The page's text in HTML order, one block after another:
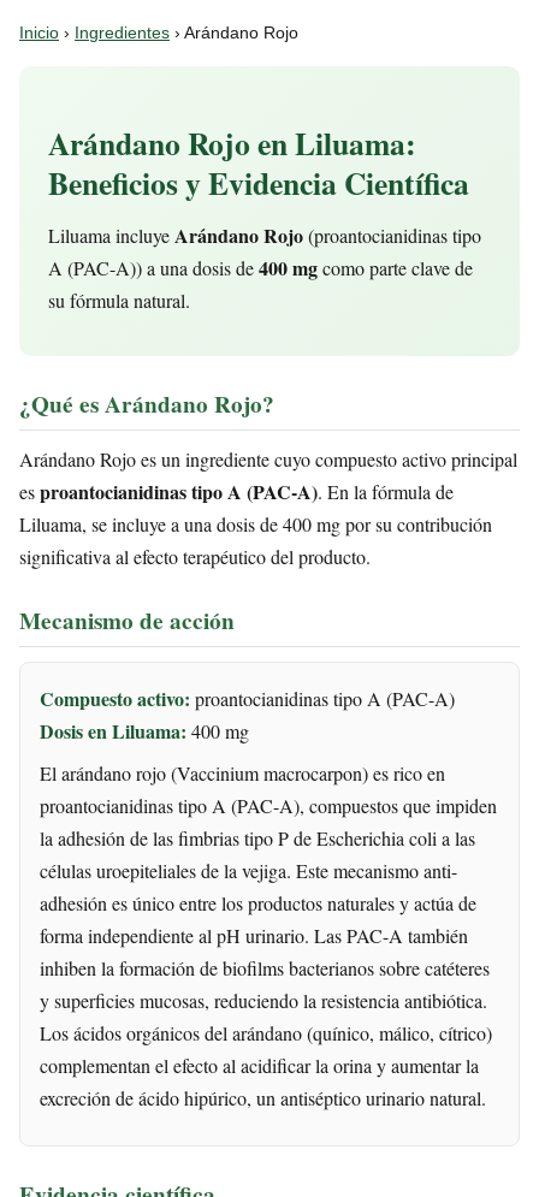
Inicio › Ingredientes › Arándano Rojo
Arándano Rojo en Liluama:
Beneficios y Evidencia Científica
Liluama incluyeArándano Rojo(proantocianidinas tipo
A (PAC-A)) a una dosis de400 mgcomo parte clave de
su fórmula natural.
¿Qué es Arándano Rojo?
Arándano Rojo es un ingrediente cuyo compuesto activo principal
esproantocianidinas tipo A (PAC-A). En la fórmula de
Liluama, se incluye a una dosis de 400 mg por su contribución
significativa al efecto terapéutico del producto.
Mecanismo de acción
Compuesto activo: proantocianidinas tipo A (PAC-A)
Dosis en Liluama: 400 mg
El arándano rojo (Vaccinium macrocarpon) es rico en
proantocianidinas tipo A (PAC-A), compuestos que impiden
la adhesión de las fimbrias tipo P de Escherichia coli a las
células uroepiteliales de la vejiga. Este mecanismo anti-
adhesión es único entre los productos naturales y actúa de
forma independiente al pH urinario. Las PAC-A también
inhiben la formación de biofilms bacterianos sobre catéteres
y superficies mucosas, reduciendo la resistencia antibiótica.
Los ácidos orgánicos del arándano (quínico, málico, cítrico)
complementan el efecto al acidificar la orina y aumentar la
excreción de ácido hipúrico, un antiséptico urinario natural.